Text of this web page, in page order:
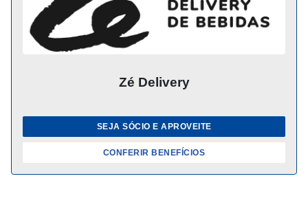
Zé Delivery
SEJA SÓCIO E APROVEITE
CONFERIR BENEFÍCIOS